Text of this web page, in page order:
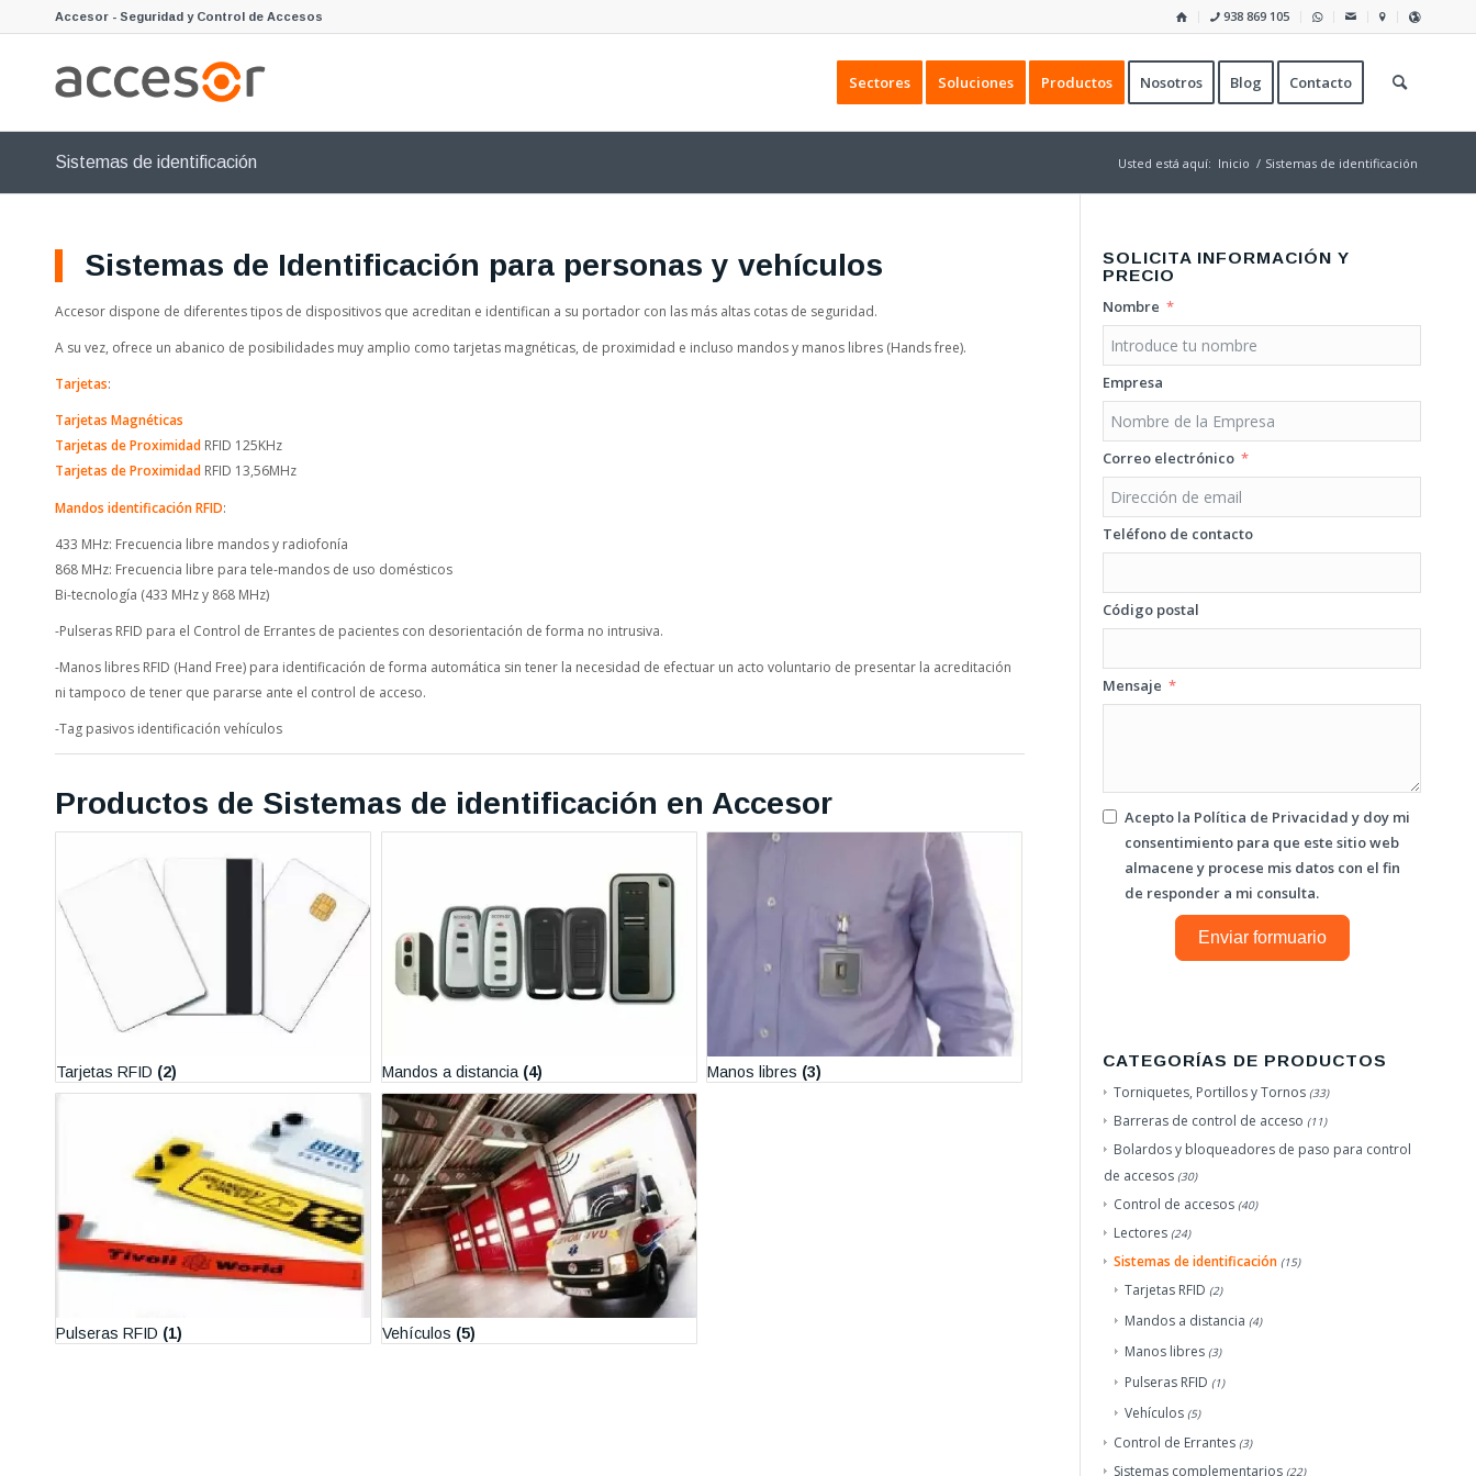
938 869 105
Accesor - Seguridad y Control de Accesos
Sectores Soluciones Productos Nosotros Blog Contacto
Sistemas de identificación Usted está aquí: Inicio / Sistemas de identificación
Sistemas de Identificación para personas y vehículos
Accesor dispone de diferentes tipos de dispositivos que acreditan e identifican a su portador con las más altas cotas de seguridad.
A su vez, ofrece un abanico de posibilidades muy amplio como tarjetas magnéticas, de proximidad e incluso mandos y manos libres (Hands free).
Tarjetas:
Tarjetas Magnéticas
Tarjetas de Proximidad RFID 125KHz
Tarjetas de Proximidad RFID 13,56MHz
Mandos identificación RFID:
433 MHz: Frecuencia libre mandos y radiofonía
868 MHz: Frecuencia libre para tele-mandos de uso domésticos
Bi-tecnología (433 MHz y 868 MHz)
-Pulseras RFID para el Control de Errantes de pacientes con desorientación de forma no intrusiva.
-Manos libres RFID (Hand Free) para identificación de forma automática sin tener la necesidad de efectuar un acto voluntario de presentar la acreditación
ni tampoco de tener que pararse ante el control de acceso.
-Tag pasivos identificación vehículos
Productos de Sistemas de identificación en Accesor
Tarjetas RFID (2) Mandos a distancia (4) Manos libres (3)
Pulseras RFID (1) Vehículos (5)
SOLICITA INFORMACIÓN Y
PRECIO
Nombre
Empresa
Correo electrónico
Teléfono de contacto
Código postal
Mensaje
Acepto la Política de Privacidad y doy mi
consentimiento para que este sitio web
almacene y procese mis datos con el fin
de responder a mi consulta.
Enviar formuario
CATEGORÍAS DE PRODUCTOS
Torniquetes, Portillos y Tornos (33)
Barreras de control de acceso (11)
Bolardos y bloqueadores de paso para control
de accesos (30)
Control de accesos (40)
Lectores (24)
Sistemas de identificación (15)
Tarjetas RFID (2)
Mandos a distancia (4)
Manos libres (3)
Pulseras RFID (1)
Vehículos (5)
Control de Errantes (3)
Sistemas complementarios (22)